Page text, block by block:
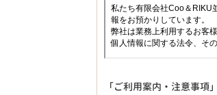
「ご利用案内・注意事項